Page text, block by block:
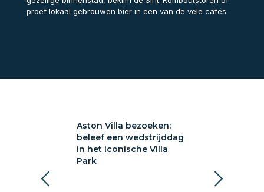
proef lokaal gebrouwen bier in een van de vele cafés.
Aston Villa bezoeken:
beleef een wedstrijddag
in het iconische Villa
Park